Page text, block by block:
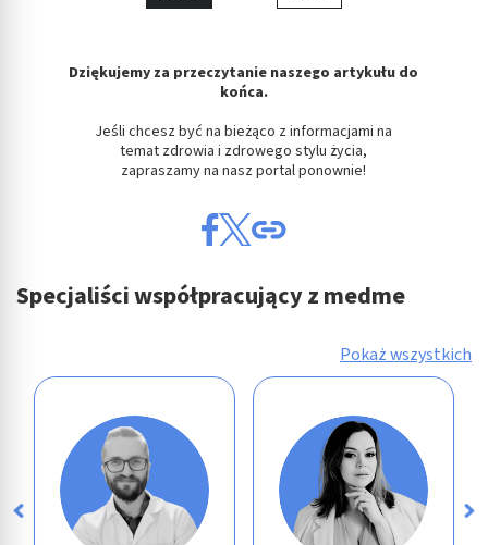
Dziękujemy za przeczytanie naszego artykułu do
końca.
Jeśli chcesz być na bieżąco z informacjami na
temat zdrowia i zdrowego stylu życia,
zapraszamy na nasz portal ponownie!
Specjaliści współpracujący z medme
Pokaż wszystkich